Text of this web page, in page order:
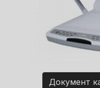
Документ